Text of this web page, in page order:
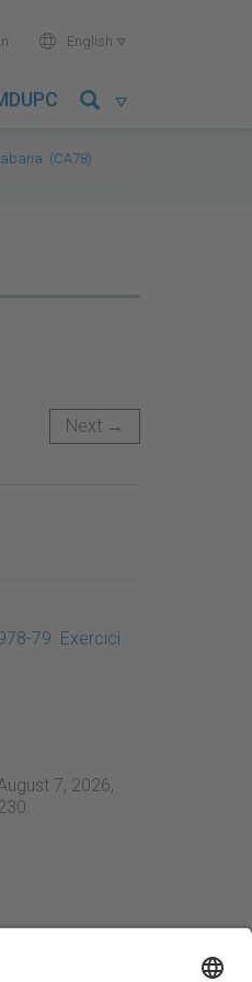
world English 

(CA78)
Next →
79. Exercici
7, 2026,